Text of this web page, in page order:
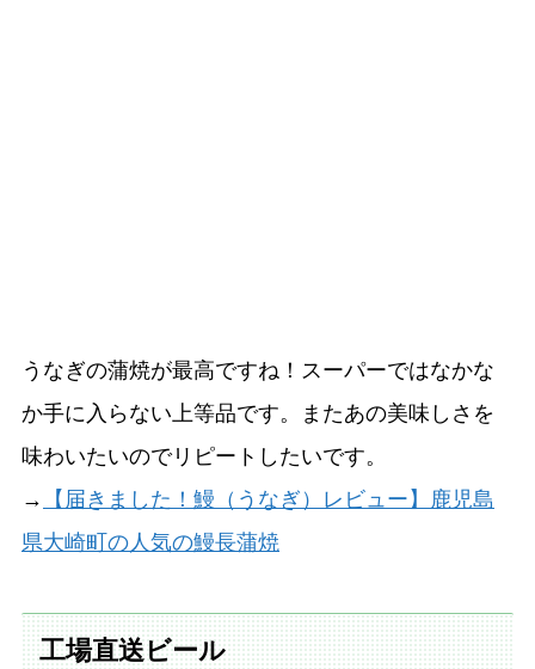
うなぎの蒲焼が最高ですね！スーパーではなかな
か手に入らない上等品です。またあの美味しさを
味わいたいのでリピートしたいです。
→
【届きました！鰻（うなぎ）レビュー】鹿児島
県大崎町の人気の鰻長蒲焼
工場直送ビール